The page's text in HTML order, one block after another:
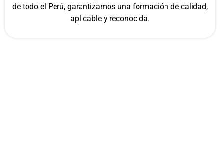
de todo el Perú, garantizamos una formación de calidad,
aplicable y reconocida.